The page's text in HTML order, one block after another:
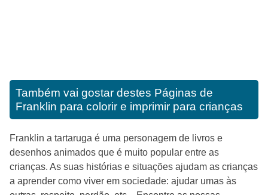
Também vai gostar destes Páginas de
Franklin para colorir e imprimir para crianças
Franklin a tartaruga é uma personagem de livros e
desenhos animados que é muito popular entre as
crianças. As suas histórias e situações ajudam as crianças
a aprender como viver em sociedade: ajudar umas às